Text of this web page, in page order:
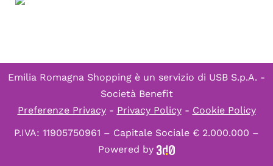
Emilia Romagna Shopping è un servizio di USB S.p.A. -
Società Benefit
Preferenze Privacy- Privacy Policy- Cookie Policy
P.IVA: 11905750961 – Capitale Sociale € 2.000.000 –
Powered by